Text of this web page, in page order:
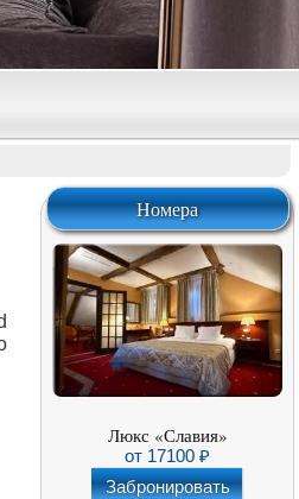
Номера
Люкс «Славия»
от 17100
Забронировать